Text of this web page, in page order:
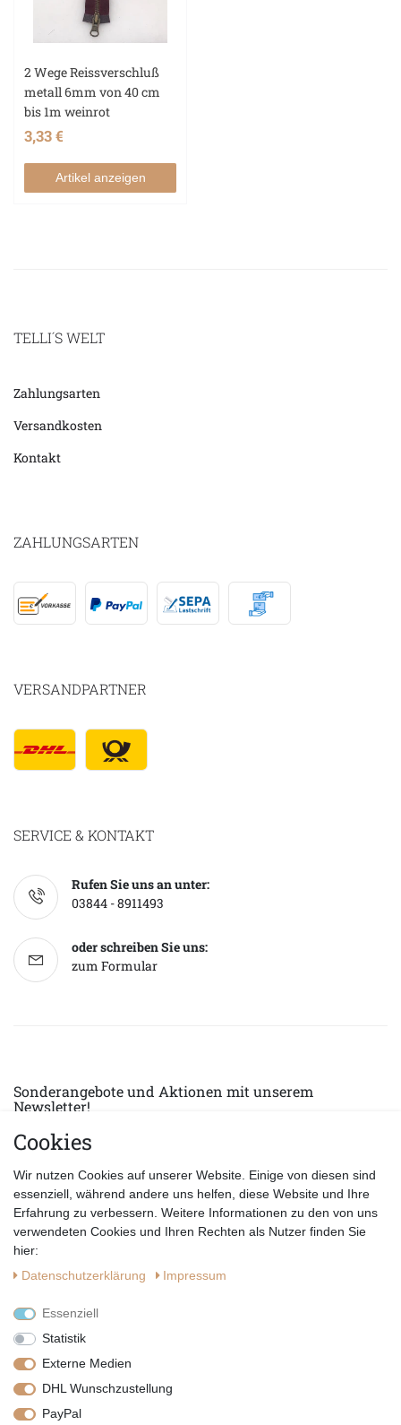
2 Wege Reissverschluß
metall 6mm von 40 cm
bis 1m weinrot
3,33 €
Artikel anzeigen
TELLI´S WELT
Zahlungsarten
Versandkosten
Kontakt
ZAHLUNGSARTEN
VERSANDPARTNER
SERVICE & KONTAKT
Rufen Sie uns an unter:
03844 - 8911493
oder schreiben Sie uns:
zum Formular
Sonderangebote und Aktionen mit unserem
Newsletter!
E-MAIL *
Datenschutzerklärung
Vertrag widerrufen
Cookies
Wir nutzen Cookies auf unserer Website. Einige von diesen sind
essenziell, während andere uns helfen, diese Website und Ihre
Erfahrung zu verbessern. Weitere Informationen zu den von uns
verwendeten Cookies und Ihren Rechten als Nutzer finden Sie
hier:
Daten­schutz­erklärung
Impressum
Essenziell
Statistik
Externe Medien
DHL Wunschzustellung
PayPal